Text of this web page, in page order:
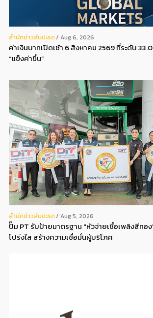
สํานักข่าวสับปะรด Aug 6, 2026
ค่าเงินบาทเปิดเช้า 6 สิงหาคม 2569 ที่ระดับ
“แข็งค่าขึ้น”
สํานักข่าวสับปะรด Aug 5, 2026
ปั๊ม PT รับป้ายมาตรฐาน "หัวจ่ายเชื้อเพลิงสีทอ
โปร่งใส สร้างความเชื่อมั่นผู้บริโภค